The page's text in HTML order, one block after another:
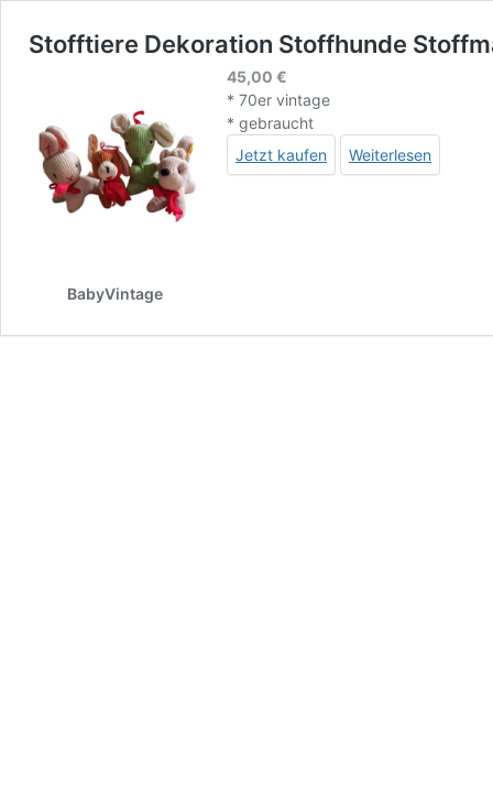
Stofftiere Dekoration Stoffhunde
45,00 €
* 70er vintage
* gebraucht
Jetzt kaufen
Weiterlesen
BabyVintage